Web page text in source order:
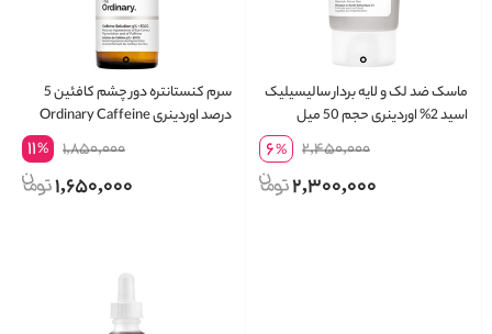
ماسک ضد لک و لایه بردار سالیسیلیک
اسید 2% اوردینری حجم 50 میل
2,450,000
6%
2,300,000
سرم کنستانتره دور چشم کافئین 5
درصد اوردینری Ordinary Caffeine
1,850,000
11%
1,650,000